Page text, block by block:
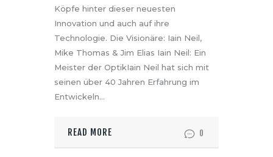
Köpfe hinter dieser neuesten
Innovation und auch auf ihre
Technologie. Die Visionäre: Iain Neil,
Mike Thomas & Jim Elias Iain Neil: Ein
Meister der OptikIain Neil hat sich mit
seinen über 40 Jahren Erfahrung im
Entwickeln…
READ MORE 0